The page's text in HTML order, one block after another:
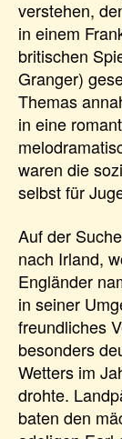
verstehen,
in einem
britischen
Granger)
Themas
in eine
waren die
selbst für
Auf der
nach Irland,
Engländer
in seiner
freundliches
besonders
Wetters im
drohte.
baten den